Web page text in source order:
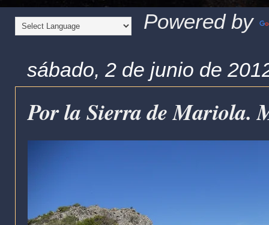
Powered by
sábado, 2 de junio de
Por la Sierra de Mariola.